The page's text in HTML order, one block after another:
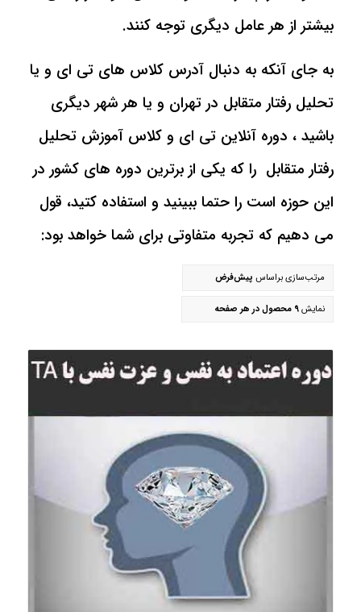
بیشتر از هر عامل دیگری توجه کنند.
به جای آنکه به دنبال آدرس کلاس های تی ای و یا
تحلیل رفتار متقابل در تهران و یا هر شهر دیگری
باشید ، دوره آنلاین تی ای و کلاس آموزش تحلیل
رفتار متقابل را که یکی از برترین دوره های کشور در
این حوزه است را حتما ببینید و استفاده کتید، قول
می دهیم که تجربه متفاوتی برای شما خواهد بود:
مرتب‌سازی براساس پیش‌فرض
نمایش9 محصول در هر صفحه